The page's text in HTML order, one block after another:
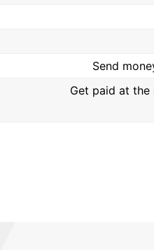
Send
Get paid at the